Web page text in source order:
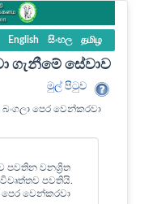
English සිංහල தமிழ
ගැනීමේ සේවාව
මුල් පි‍ටුව
පෙර වෙන්කරවා
පවතින වනශ්‍රිත
පවතියි.
පෙර වෙන්කරවා